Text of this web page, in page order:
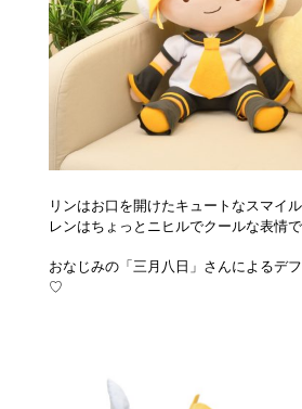
リンはお口を開けたキュートなスマイ
レンはちょっとニヒルでクールな表情
おなじみの「三月八日」さんによるデ
♡